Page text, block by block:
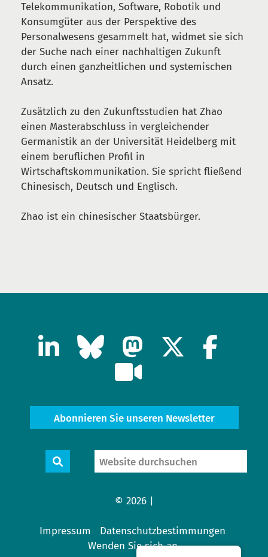
Telekommunikation, Software, Robotik und
Konsumgüter aus der Perspektive des
Personalwesens gesammelt hat, widmet sie sich
der Suche nach einer nachhaltigen Zukunft
durch einen ganzheitlichen und systemischen
Ansatz.
Zusätzlich zu den Zukunftsstudien hat Zhao
einen Masterabschluss in vergleichender
Germanistik an der Universität Heidelberg mit
einem beruflichen Profil in
Wirtschaftskommunikation. Sie spricht fließend
Chinesisch, Deutsch und Englisch.
Zhao ist ein chinesischer Staatsbürger.
Abonnieren Sie unseren Newsletter
Suche
Website
durchsuchen
© 2026 |
Impressum
Datenschutzbestimmungen
Wenden Sie sich an